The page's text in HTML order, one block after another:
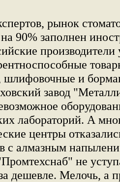
рынок
на 90% заполнен
и
завод
лабораторий. А
центры
с алмазным
не
дешевле. Мелочь, а